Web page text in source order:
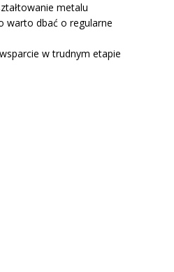
metalu
warto dbać o regularne
w trudnym etapie